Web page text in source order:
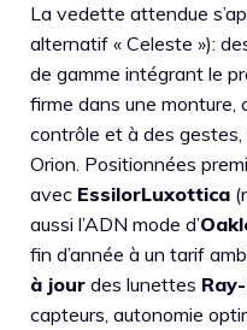
La vedette attendue
alternatif « Celeste »):
de gamme intégrant le
firme dans une monture,
contrôle et à des
Orion. Positionnées
avec EssilorLuxottica
aussi l’ADN mode d’
fin d’année à un tarif
à jour des lunettes
capteurs, autonomie